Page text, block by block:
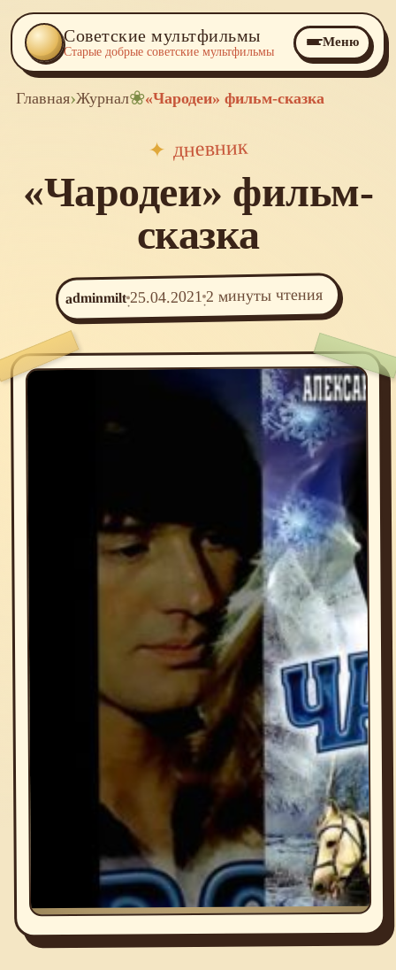
Советские мультфильмы
Старые добрые советские мультфильмы
Меню
Главная›Журнал❀«Чародеи» фильм-сказка
✦ дневник
«Чародеи» фильм-
сказка
adminmilt
·
25.04.2021·
2 минуты чтения